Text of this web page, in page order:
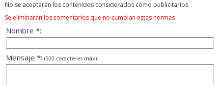
No se aceptarán los contenidos considerados como publicitarios
Se eliminarán los comentarios que no cumplan estas normas
Nombre *:
Mensaje *: (500 caracteres máx)